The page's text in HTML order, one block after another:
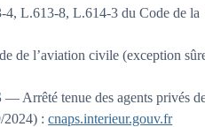
L.613-8, L.614-3 du Code de la
de l’aviation civile (exception
— Arrêté tenue des agents privés
2024) :cnaps.interieur.gouv.fr